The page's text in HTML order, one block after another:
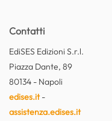
Contatti
EdiSES Edizioni S.r.l.
Piazza Dante, 89
80134 - Napoli
edises.it-
assistenza.edises.it